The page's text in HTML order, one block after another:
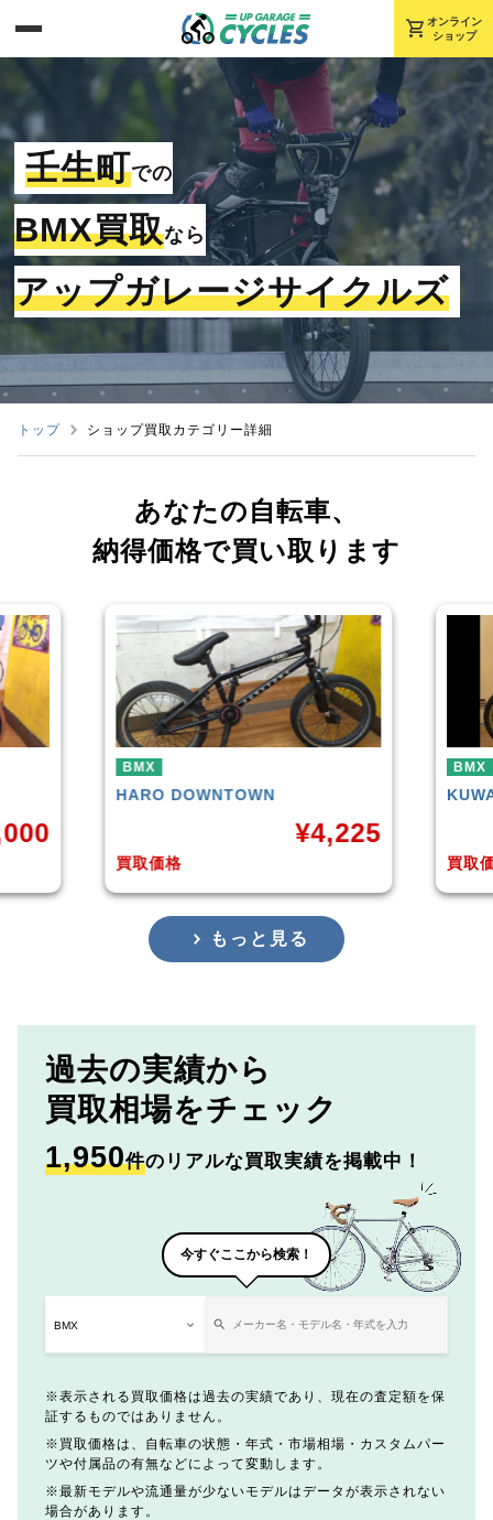
shopping_cart オンライン
ショップ
壬生町での
BMX買取なら
アップガレージサイクルズ
トップ ショップ買取カテゴリー詳細
あなたの自転車、
納得価格で買い取ります
BMX
KUWAHARAKZ-01 2015年モデル
買取価格
¥11,000
BMX
買取
もっと見る
過去の実績から
買取相場をチェック
1,950件のリアルな買取実績を掲載中！
今すぐここから検索！
表示される買取価格は過去の実績であり、現在の査定額を保
証するものではありません。
買取価格は、自転車の状態・年式・市場相場・カスタムパー
ツや付属品の有無などによって変動します。
最新モデルや流通量が少ないモデルはデータが表示されない
場合があります。